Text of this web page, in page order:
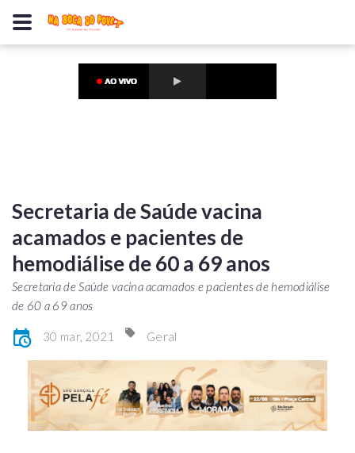
Secretaria de Saúde vacina
acamados e pacientes de
hemodiálise de 60 a 69 anos
Secretaria de Saúde vacina acamados e pacientes de hemodiálise
de 60 a 69 anos
30 mar, 2021 Geral